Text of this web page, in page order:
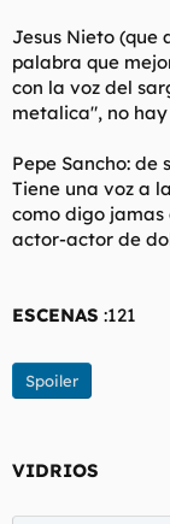
Jesus Nieto (que
palabra que
con la voz del
metalica", no
Pepe Sancho: de
Tiene una voz a
como digo jamas
actor-actor de
ESCENAS :121
Spoiler
VIDRIOS